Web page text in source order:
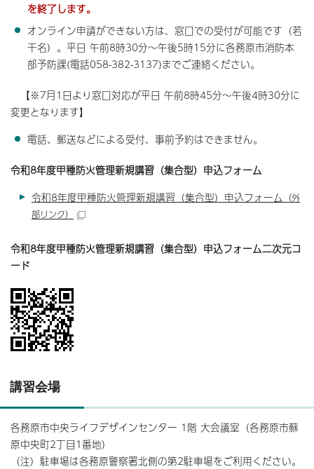
を終了します。
オンライン申請ができない方は、窓口での受付が可能です（若
干名）。平日 午前8時30分～午後5時15分に各務原市消防本
部予防課(電話058-382-3137)までご連絡ください。
【※7月1日より窓口対応が平日 午前8時45分～午後4時30分に
変更となります】
電話、郵送などによる受付、事前予約はできません。
令和8年度甲種防火管理新規講習（集合型）申込フォーム
令和8年度甲種防火管理新規講習（集合型）申込フォーム （外
部リンク）
令和8年度甲種防火管理新規講習（集合型）申込フォーム二次元コ
ード
講習会場
各務原市中央ライフデザインセンター 1階 大会議室（各務原市蘇
原中央町2丁目1番地）
（注）駐車場は各務原警察署北側の第2駐車場をご利用ください。